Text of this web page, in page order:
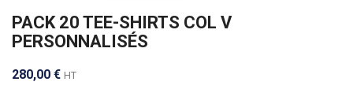
PACK 20 TEE-SHIRTS COL V
PERSONNALISÉS
280,00 € HT